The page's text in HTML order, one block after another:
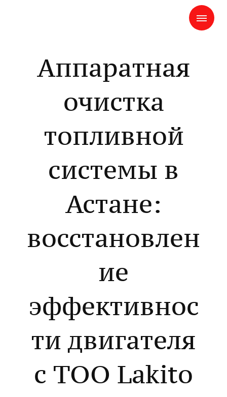
Аппаратная
очистка
топливной
системы в
Астане:
восстановлен
ие
эффективнос
ти двигателя
с ТОО Lakito